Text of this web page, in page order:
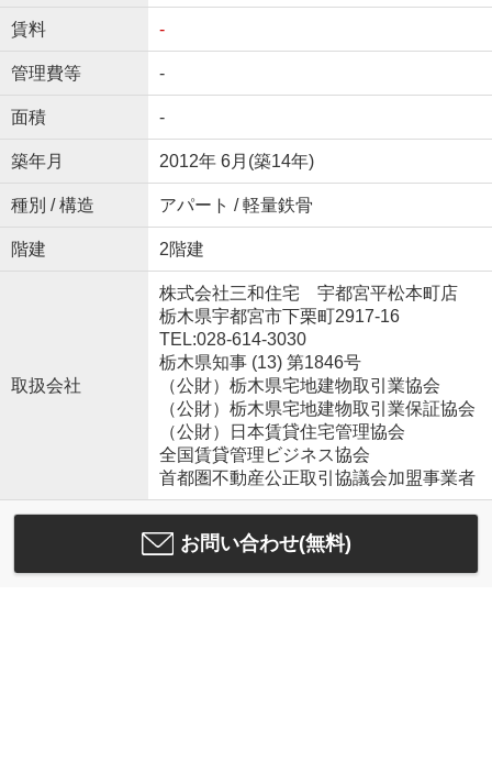
賃料 -
管理費等 -
面積 -
築年月 2012年 6月(築14年)
種別 / 構造 アパート / 軽量鉄骨
階建 2階建
取扱会社
株式会社三和住宅 宇都宮平松本町店
栃木県宇都宮市下栗町2917-16
TEL:028-614-3030
栃木県知事 (13) 第1846号
（公財）栃木県宅地建物取引業協会
（公財）栃木県宅地建物取引業保証協会
（公財）日本賃貸住宅管理協会
全国賃貸管理ビジネス協会
首都圏不動産公正取引協議会加盟事業者
お問い合わせ(無料)